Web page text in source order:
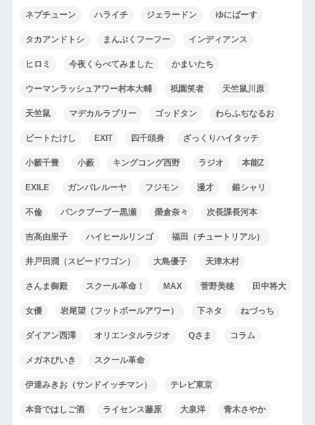
ネプチューン ハライチ ジェラードン ゆにばーす
タカアンドトシ まんぷくフーフー インディアンス
ヒロミ 今夜くらべてみました かまいたち
ウーマンラッシュアワー村本大輔 祇園笑者 天竺鼠川原
天竺鼠 マヂカルラブリー ゴッドタン わらふぢなるお
ビートたけし EXIT 四千頭身 ざっくりハイタッチ
小籔千豊 小藪 キングコング西野 ラジオ 本能Z
EXILE ガンバレルーヤ フジモン 漫才 銀シャリ
不倫 パンクブーブー黒瀬 榮倉奈々 次長課長河本
吉高由里子 ハイヒールリンゴ 福田（チュートリアル）
井戸田潤（スピードワゴン） 大島優子 天津木村
さんま御殿 スクール革命！ MAX 菅野美穂 田中将大
女優 岩尾望（フットボールアワー） 下ネタ ねづっち
ダイアン西澤 オリエンタルラジオ Qさま コラム
メガネびいき スクール革命
伊達みきお（サンドイッチマン） テレビ東京
本音ではしご酒 ライセンス藤原 大泉洋 青木さやか